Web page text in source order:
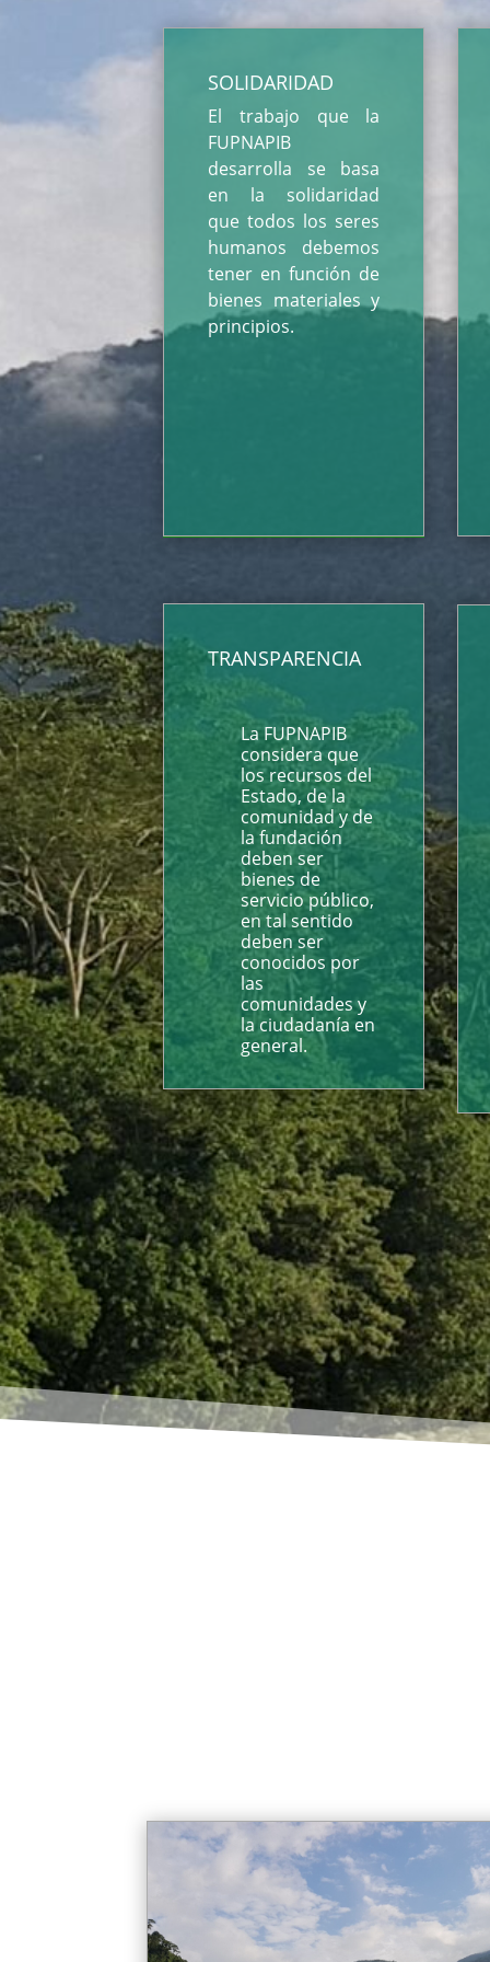
SOLIDARIDAD
El trabajo que la
FUPNAPIB
desarrolla se basa
en la solidaridad
que todos los seres
humanos debemos
tener en función de
bienes materiales y
principios.
TRANSPARENCIA
La FUPNAPIB
considera que
los recursos del
Estado, de la
comunidad y de
la fundación
deben ser
bienes de
servicio público,
en tal sentido
deben ser
conocidos por
las
comunidades y
la ciudadanía en
general.